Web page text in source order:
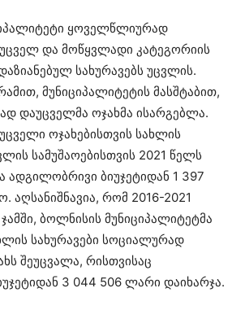
ყოველწლიურად
და მოწყვლადი კატეგორიის
სახურავებს უცვლის.
მუნიციპალიტეტის მასშტაბით,
დაუცველმა ოჯახმა ისარგებლა.
ოჯახებისთვის სახლის
სამუშაოებისთვის 2021 წელს
ადგილობრივი ბიუჯეტიდან 1 397
აღსანიშნავია, რომ 2016-2021
ბოლნისის მუნიციპალიტეტმა
სახურავები სოციალურად
შეუცვალა, რისთვისაც
3 044 506 ლარი დაიხარჯა.